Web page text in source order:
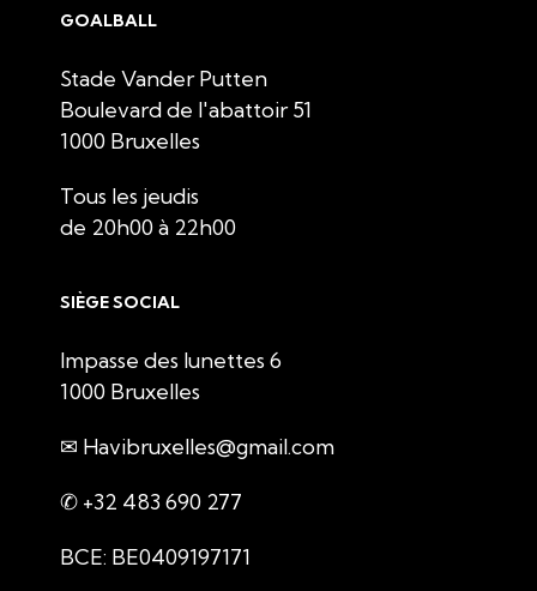
GOALBALL
Stade Vander Putten
Boulevard de l'abattoir 51
1000 Bruxelles
Tous les jeudis
de 20h00 à 22h00
SIÈGE SOCIAL
Impasse des lunettes 6
1000 Bruxelles
✉ Havibruxelles@gmail.com
✆ +32 483 690 277
BCE: BE0409197171